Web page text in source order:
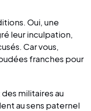
Oui, une
leur inculpation,
Car vous,
franches pour
militaires au
au sens paternel